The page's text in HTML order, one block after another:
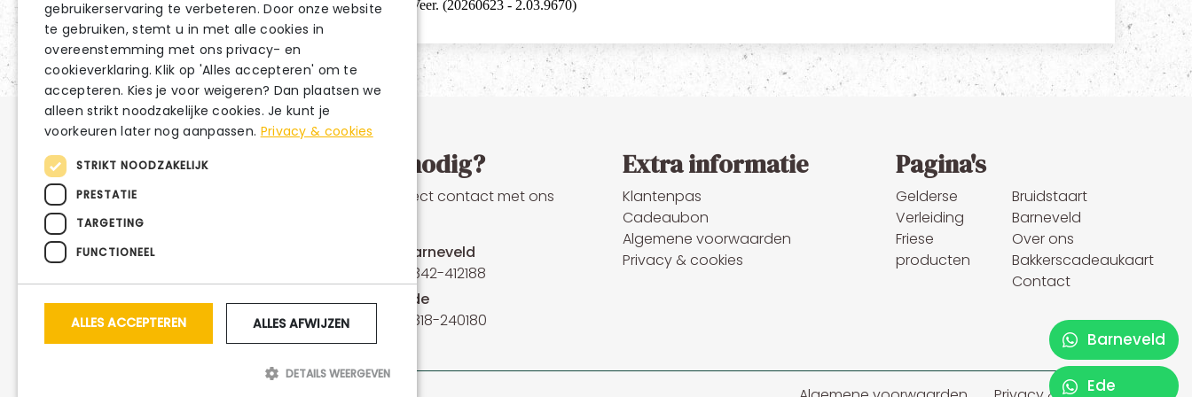
Harselaar
IJssalonGowthorpestraat 81
Gowthorpestraat 81
Ede Brouwerstraat 116
Hulp nodig?
Neem direct contact met ons
Barneveld
0342-412188
Ede
0318-240180
Extra informatie
Klantenpas
Cadeaubon
Algemene voorwaarden
Privacy & cookies
Pagina's
Gelderse
Verleiding
Friese
producten
Bruidstaart
Barneveld
Over ons
Bakkerscadeaukaart
Contact
Barneveld
Ede
gebruikerservaring te verbeteren. Door onze website
te gebruiken, stemt u in met alle cookies in
overeenstemming met ons privacy- en
cookieverklaring. Klik op 'Alles accepteren' om te
accepteren. Kies je voor weigeren? Dan plaatsen we
alleen strikt noodzakelijke cookies. Je kunt je
voorkeuren later nog aanpassen. Privacy & cookies
STRIKT NOODZAKELIJK
PRESTATIE
TARGETING
FUNCTIONEEL
ALLES ACCEPTEREN ALLES AFWIJZEN
DETAILS WEERGEVEN